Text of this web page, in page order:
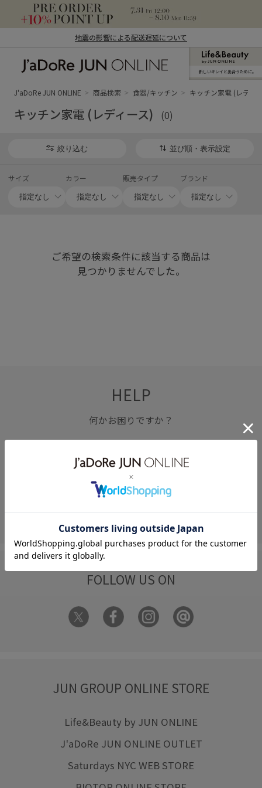
地震の影響による配送遅延について
ン オンライン）
新しいキレイと出合うために。
J'aDoRe JUN ONLINE 商品検索 食器/キッチン キッチン家電 (レディ
キッチン家電 (レディース) (0)
絞り込む 並び順・表示設定
サイズ カラー 販売タイプ ブランド
ご希望の検索条件に該当する商品は
見つかりませんでした。
HELP
何かお困りですか？
FAQ
お問い合わせ
フォーム
FOLLOW US ON
JUN GROUP ONLINE STORE
Life&Beauty by JUN ONLINE
J'aDoRe JUN ONLINE OUTLET
Saturdays NYC WEB STORE